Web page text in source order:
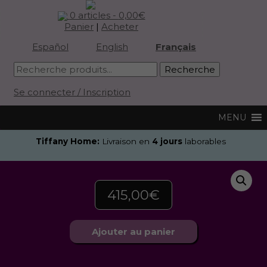
0 articles - 0,00€
Panier | Acheter
Español
English Français
Se connecter / Inscription
Tiffany Home: Livraison en 4 jourslaborables
415,00€
Ajouter au panier